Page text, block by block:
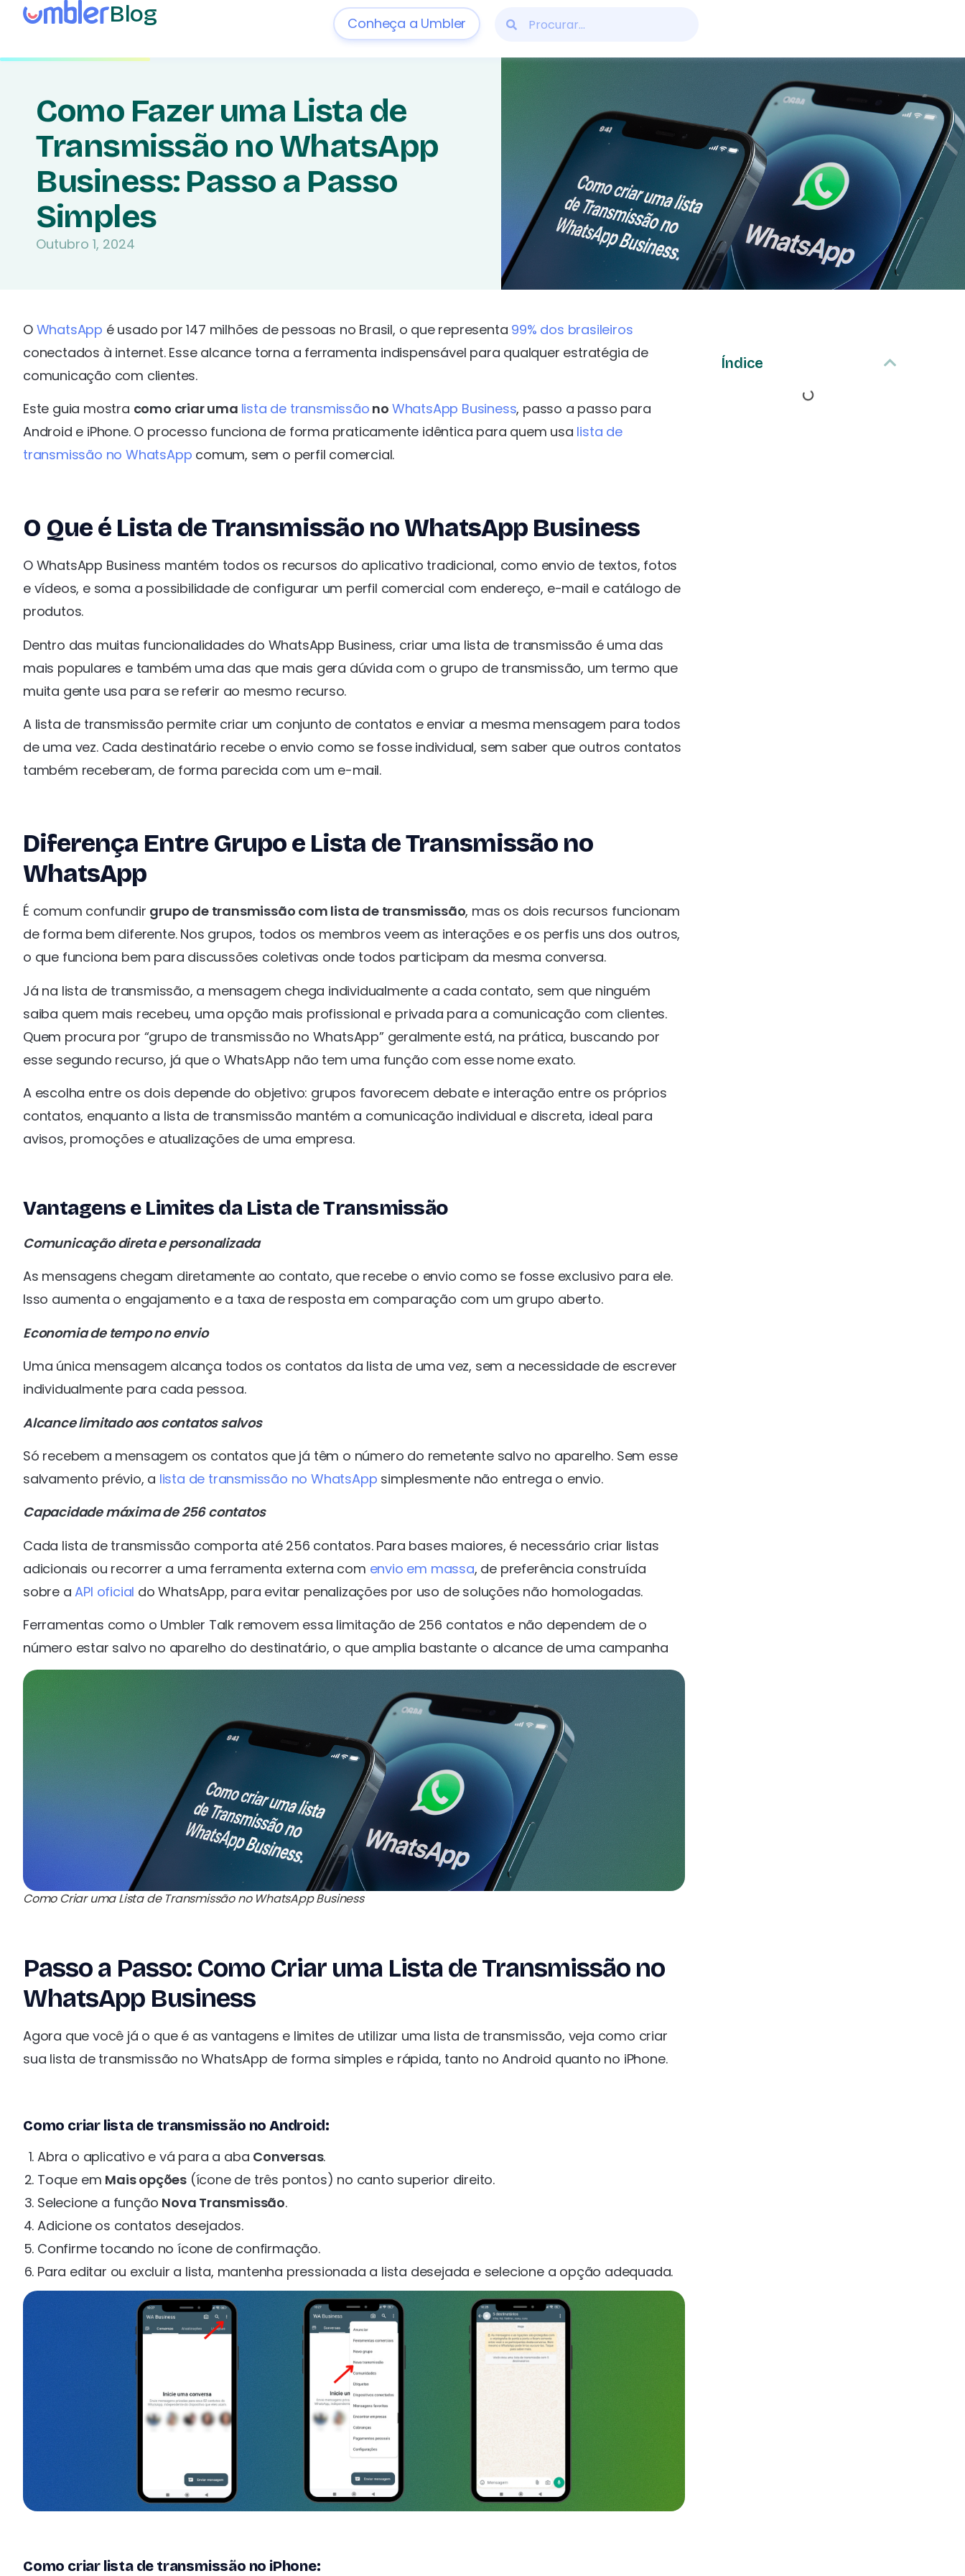
Blog Conheça a Umbler
Como Fazer uma Lista de
Transmissão no WhatsApp
Business: Passo a Passo
Simples
Outubro 1, 2024
O WhatsApp é usado por 147 milhões de pessoas no Brasil, o que representa 99% dos brasileiros
conectados à internet. Esse alcance torna a ferramenta indispensável para qualquer estratégia de
comunicação com clientes.
Este guia mostra como criar uma lista de transmissão no WhatsApp Business, passo a passo para
Android e iPhone. O processo funciona de forma praticamente idêntica para quem usa lista de
transmissão no WhatsApp comum, sem o perfil comercial.
O Que é Lista de Transmissão no WhatsApp Business
O WhatsApp Business mantém todos os recursos do aplicativo tradicional, como envio de textos, fotos
e vídeos, e soma a possibilidade de configurar um perfil comercial com endereço, e-mail e catálogo de
produtos.
Dentro das muitas funcionalidades do WhatsApp Business, criar uma lista de transmissão é uma das
mais populares e também uma das que mais gera dúvida com o grupo de transmissão, um termo que
muita gente usa para se referir ao mesmo recurso.
A lista de transmissão permite criar um conjunto de contatos e enviar a mesma mensagem para todos
de uma vez. Cada destinatário recebe o envio como se fosse individual, sem saber que outros contatos
também receberam, de forma parecida com um e-mail.
Diferença Entre Grupo e Lista de Transmissão no
WhatsApp
É comum confundir grupo de transmissão com lista de transmissão, mas os dois recursos funcionam
de forma bem diferente. Nos grupos, todos os membros veem as interações e os perfis uns dos outros,
o que funciona bem para discussões coletivas onde todos participam da mesma conversa.
Já na lista de transmissão, a mensagem chega individualmente a cada contato, sem que ninguém
saiba quem mais recebeu, uma opção mais profissional e privada para a comunicação com clientes.
Quem procura por “grupo de transmissão no WhatsApp” geralmente está, na prática, buscando por
esse segundo recurso, já que o WhatsApp não tem uma função com esse nome exato.
A escolha entre os dois depende do objetivo: grupos favorecem debate e interação entre os próprios
contatos, enquanto a lista de transmissão mantém a comunicação individual e discreta, ideal para
avisos, promoções e atualizações de uma empresa.
Vantagens e Limites da Lista de Transmissão
Comunicação direta e personalizada
As mensagens chegam diretamente ao contato, que recebe o envio como se fosse exclusivo para ele.
Isso aumenta o engajamento e a taxa de resposta em comparação com um grupo aberto.
Economia de tempo no envio
Uma única mensagem alcança todos os contatos da lista de uma vez, sem a necessidade de escrever
individualmente para cada pessoa.
Alcance limitado aos contatos salvos
Só recebem a mensagem os contatos que já têm o número do remetente salvo no aparelho. Sem esse
salvamento prévio, a lista de transmissão no WhatsApp simplesmente não entrega o envio.
Capacidade máxima de 256 contatos
Cada lista de transmissão comporta até 256 contatos. Para bases maiores, é necessário criar listas
adicionais ou recorrer a uma ferramenta externa com envio em massa, de preferência construída
sobre aAPI oficial do WhatsApp, para evitar penalizações por uso de soluções não homologadas.
Ferramentas como o Umbler Talk removem essa limitação de 256 contatos e não dependem de o
número estar salvo no aparelho do destinatário, o que amplia bastante o alcance de uma campanha
Como Criar uma Lista de Transmissão no WhatsApp Business
Passo a Passo: Como Criar uma Lista de Transmissão no
WhatsApp Business
Agora que você já o que é as vantagens e limites de utilizar uma lista de transmissão, veja como criar
sua lista de transmissão no WhatsApp de forma simples e rápida, tanto no Android quanto no iPhone.
Como criar lista de transmissão no Android:
Abra o aplicativo e vá para a aba Conversas.
Toque em Mais opções (ícone de três pontos) no canto superior direito.
Selecione a função Nova Transmissão.
Adicione os contatos desejados.
Confirme tocando no ícone de confirmação.
Para editar ou excluir a lista, mantenha pressionada a lista desejada e selecione a opção adequada.
Como criar lista de transmissão no iPhone:
Índice